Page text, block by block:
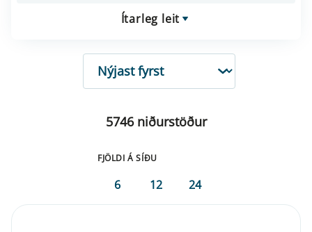
Ítarleg leit
RÖÐUN
5746 niðurstöður
FJÖLDI Á SÍÐU
6 12 24